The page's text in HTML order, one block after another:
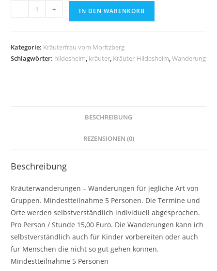
Kräuterwanderung
-
Mindestens
- + IN DEN WARENKORB
Kategorie: Kräuterfrau vom Moritzberg
Schlagwörter: hildesheim, kräuter, Kräuter-Hildesheim,Wanderung
BESCHREIBUNG
REZENSIONEN (0)
Beschreibung
Kräuterwanderungen – Wanderungen für jegliche Art von
Gruppen. Mindestteilnahme 5 Personen. Die Termine und
Orte werden selbstverständlich individuell abgesprochen.
Pro Person / Stunde 15,00 Euro. Die Wanderungen kann ich
selbstverständlich auch für Kinder vorbereiten oder auch
für Menschen die nicht so gut gehen können.
Mindestteilnahme 5 Personen